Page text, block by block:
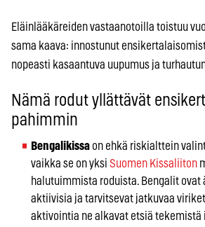
Eläinlääkäreiden vastaanotoilla toistuu
sama kaava: innostunut
nopeasti kasaantuva uupumus ja
Nämä rodut yllättävät
pahimmin
Bengalikissa on ehkä riskialttein
vaikka se on yksi Suomen Kissaliiton
halutuimmista roduista. Bengalit
aktiivisia ja tarvitsevat jatkuvaa
aktivointia ne alkavat etsiä